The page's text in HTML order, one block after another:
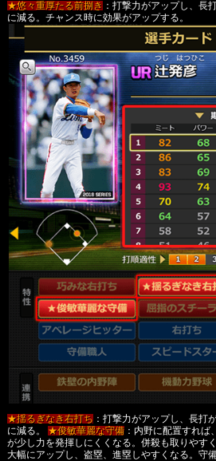
★悠々重厚たる前捌き ：打撃力がアップし、長
に減る。チャンス時に効果がアップする。
★揺るぎなき右打ち：打撃力がアップし、長打
に減る。
★俊敏華麗な守備：内野に配置すれば
が少し力を発揮しにくくなる。併殺も取りやすく
大幅にアップし、盗塁、進塁しやすくなる。守